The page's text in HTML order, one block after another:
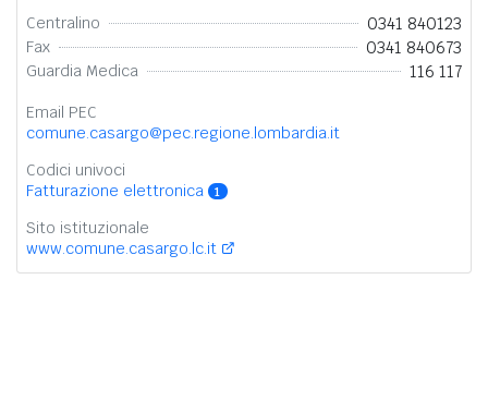
Centralino 0341 840123
Fax 0341 840673
Guardia Medica 116 117
Email PEC
comune.casargo@pec.regione.lombardia.it
Codici univoci
Fatturazione elettronica
1
Sito istituzionale
www.comune.casargo.lc.it